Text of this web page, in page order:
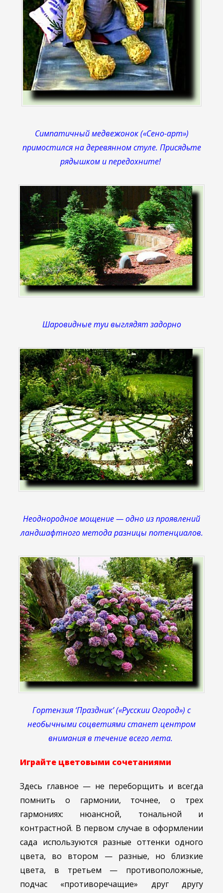
Симпатичный медвежонок («Сено-арт»)
примостился на деревянном стуле. Присядьте
рядышком и передохните!
Шаровидные туи выглядят задорно
Неоднородное мощение — одно из проявлений
ландшафтного метода разницы потенциалов.
Гортензия ‘Праздник’ («Русскии Огород») с
необычными соцветиями станет центром
внимания в течение всего лета.
Играйте цветовыми сочетаниями
Здесь главное — не переборщить и всегда
помнить о гармонии, точнее, о трех
гармониях: нюансной, тональной и
контрастной. В первом случае в оформлении
сада используются разные оттенки одного
цвета, во втором — разные, но близкие
цвета, в третьем — противоположные,
подчас «противоречащие» друг другу